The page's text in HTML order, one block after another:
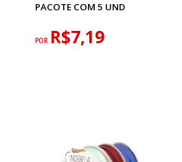
PACOTE COM 5 UND
POR R$7,19